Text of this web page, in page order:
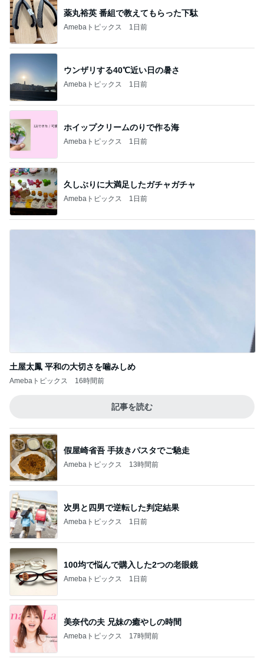
薬丸裕英 番組で教えてもらった下駄
Amebaトピックス 1日前
ウンザリする40℃近い日の暑さ
Amebaトピックス 1日前
ホイップクリームのりで作る海
Amebaトピックス 1日前
久しぶりに大満足したガチャガチャ
Amebaトピックス 1日前
土屋太鳳 平和の大切さを噛みしめ
Amebaトピックス 16時間前
記事を読む
假屋崎省吾 手抜きパスタでご馳走
Amebaトピックス 13時間前
次男と四男で逆転した判定結果
Amebaトピックス 1日前
100均で悩んで購入した2つの老眼鏡
Amebaトピックス 1日前
美奈代の夫 兄妹の癒やしの時間
Amebaトピックス 17時間前